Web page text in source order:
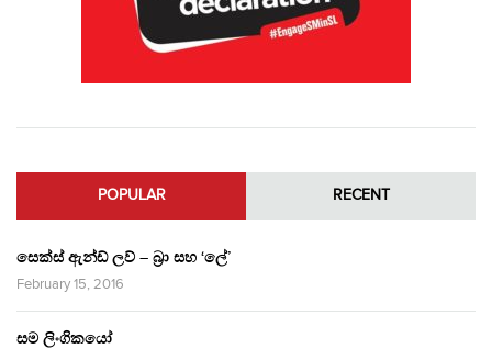
POPULAR RECENT
සෙක්ස් ඇන්ඩ් ලව් – බ්‍රා සහ ‘ලේ’
February 15, 2016
සම ලිංගිකයෝ